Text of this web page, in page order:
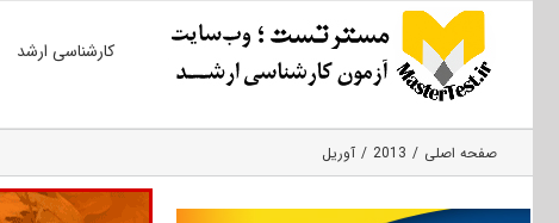
کارشناسی ارشد
صفحه اصلی 2013 آوریل